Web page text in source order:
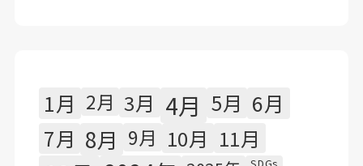
1月 2月 3月 4月 5月 6月
7月 8月 9月 10月 11月